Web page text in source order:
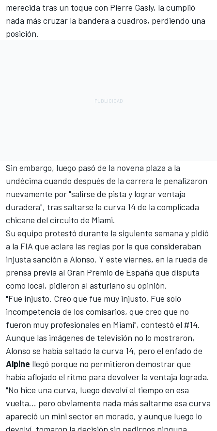
merecida tras un toque con Pierre Gasly, la cumplió
nada más cruzar la bandera a cuadros, perdiendo una
posición.
Sin embargo, luego pasó de la novena plaza a la
undécima cuando después de la carrera le penalizaron
nuevamente por "salirse de pista y lograr ventaja
duradera", tras saltarse la curva 14 de la complicada
chicane del circuito de Miami.
Su equipo protestó durante la siguiente semana y pidió
a la FIA que aclare las reglas por la que consideraban
injusta sanción a Alonso. Y este viernes, en la rueda de
prensa previa al Gran Premio de España que disputa
como local, pidieron al asturiano su opinión.
"Fue injusto. Creo que fue muy injusto. Fue solo
incompetencia de los comisarios, que creo que no
fueron muy profesionales en Miami", contestó el #14.
Aunque las imágenes de televisión no lo mostraron,
Alonso se había saltado la curva 14, pero el enfado de
Alpine llegó porque no permitieron demostrar que
había aflojado el ritmo para devolver la ventaja lograda.
"No hice una curva, luego devolví el tiempo en esa
vuelta... pero obviamente nada más saltarme esa curva
apareció un mini sector en morado, y aunque luego lo